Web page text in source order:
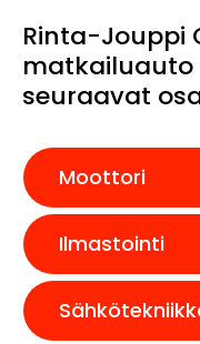
Rinta-Jouppi
seuraavat
Moottori
Ilmastointi